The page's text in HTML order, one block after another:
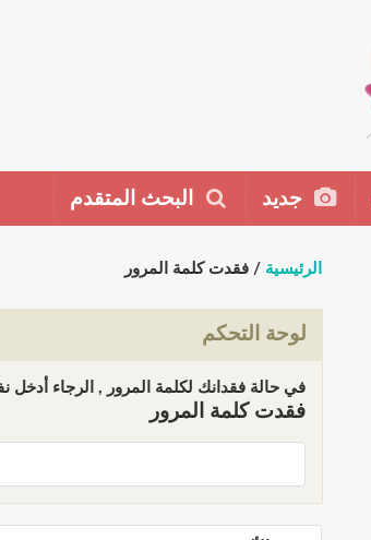
جديد البحث المتقدم
الرئيسية / فقدت كلمة المرور
لوحة التحكم
في حالة فقدانك لكلمة المرور , الرجاء أدخل
فقدت كلمة المرور